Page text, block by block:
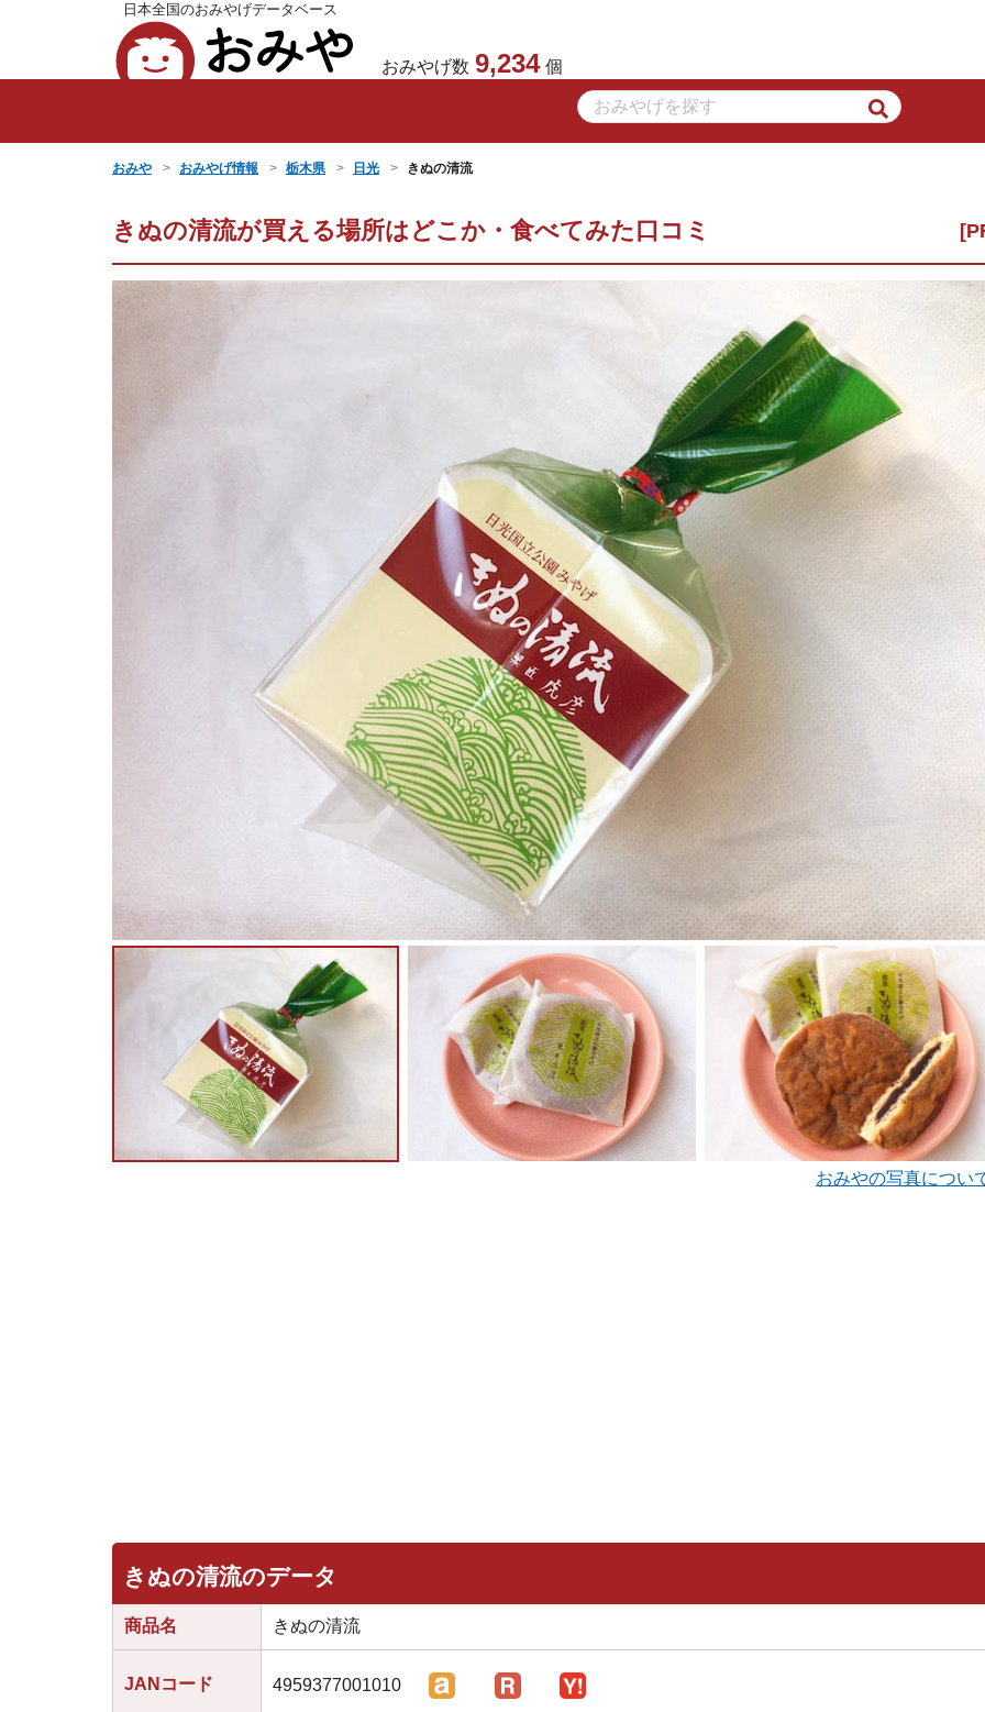
日本全国のおみやげデータベース
おみやげ数 9,234 個
おみや おみやげ情報 栃木県 日光 きぬの清流
きぬの清流が買える場所はどこか・食べてみた口コミ
おみやの写真につい
きぬの清流のデータ
商品名 きぬの清流
JANコード 4959377001010